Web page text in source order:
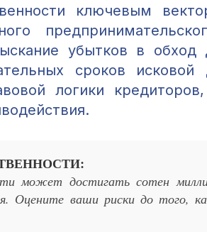
ключевым
убытков в обход
сроков
логики
может достигать сотен
Оцените ваши риски до того,